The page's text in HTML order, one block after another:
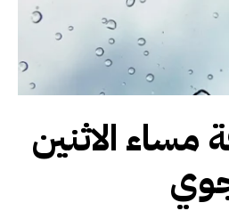
مساء الاثنين